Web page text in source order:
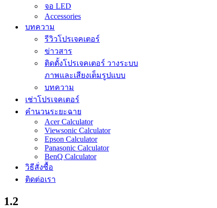
จอ LED
Accessories
บทความ
รีวิวโปรเจคเตอร์
ข่าวสาร
ติดตั้งโปรเจคเตอร์ วางระบบ
ภาพและเสียงเต็มรูปแบบ
บทความ
เช่าโปรเจคเตอร์
คำนวนระยะฉาย
Acer Calculator
Viewsonic Calculator
Epson Calculator
Panasonic Calculator
BenQ Calculator
วิธีสั่งซื้อ
ติดต่อเรา
1.2